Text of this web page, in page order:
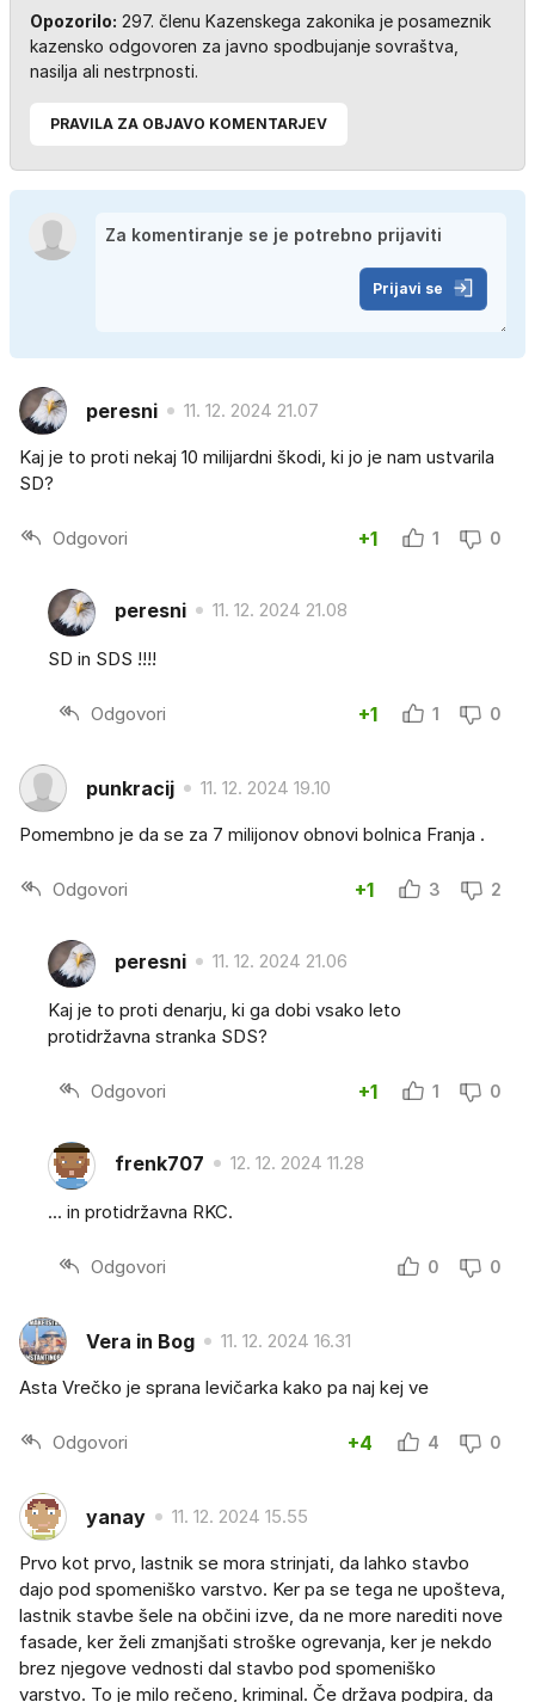
Opozorilo: 297. členu Kazenskega zakonika je posameznik
kazensko odgovoren za javno spodbujanje sovraštva,
nasilja ali nestrpnosti.
PRAVILA ZA OBJAVO KOMENTARJEV
Prijavi se
peresni 11. 12. 2024 21.07
Kaj je to proti nekaj 10 milijardni škodi, ki jo je nam ustvarila
SD?
Odgovori +1 1 0
peresni 11. 12. 2024 21.08
SD in SDS !!!!
Odgovori +1 1 0
punkracij 11. 12. 2024 19.10
Pomembno je da se za 7 milijonov obnovi bolnica Franja .
Odgovori +1 3 2
peresni 11. 12. 2024 21.06
Kaj je to proti denarju, ki ga dobi vsako leto
protidržavna stranka SDS?
Odgovori +1 1 0
frenk707 12. 12. 2024 11.28
... in protidržavna RKC.
Odgovori 0 0
Vera in Bog 11. 12. 2024 16.31
Asta Vrečko je sprana levičarka kako pa naj kej ve
Odgovori +4 4 0
yanay 11. 12. 2024 15.55
Prvo kot prvo, lastnik se mora strinjati, da lahko stavbo
dajo pod spomeniško varstvo. Ker pa se tega ne upošteva,
lastnik stavbe šele na občini izve, da ne more narediti nove
fasade, ker želi zmanjšati stroške ogrevanja, ker je nekdo
brez njegove vednosti dal stavbo pod spomeniško
varstvo. To je milo rečeno, kriminal. Če država podpira, da